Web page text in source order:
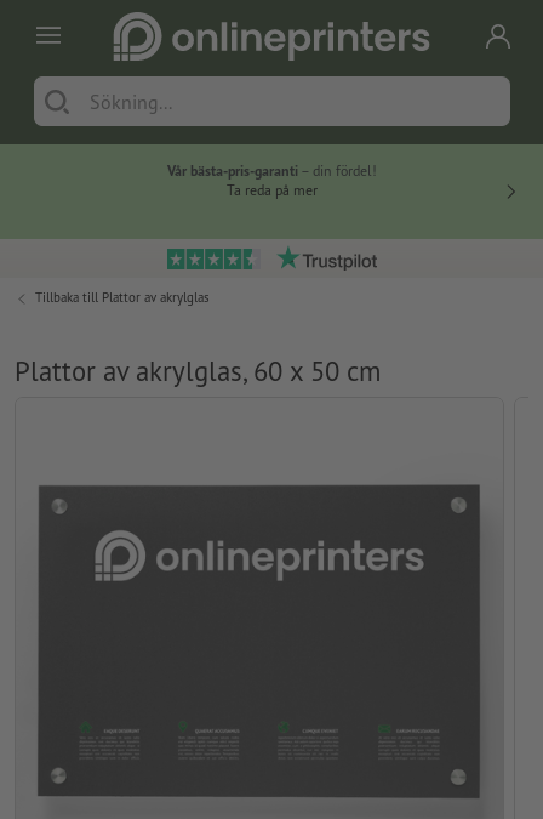
Vår bästa-pris-garanti – din fördel!
Ta reda på mer
Tillbaka till Plattor av akrylglas
Plattor av akrylglas, 60 x 50 cm